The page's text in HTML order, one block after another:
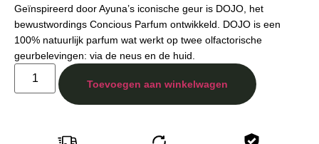
Geïnspireerd door Ayuna’s iconische geur is DOJO, het
bewustwordings Concious Parfum ontwikkeld. DOJO is een
100% natuurlijk parfum wat werkt op twee olfactorische
geurbelevingen: via de neus en de huid.
Toevoegen aan winkelwagen